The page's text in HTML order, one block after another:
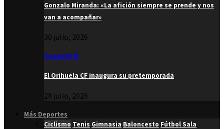
Gonzalo Miranda: «La afición siempre se prende y nos
van a acompañar»
30 julio, 2026
Segunda B
El Orihuela CF inaugura su pretemporada
28 julio, 2026
Más Deportes
Ciclismo Tenis Gimnasia Baloncesto Fútbol Sala